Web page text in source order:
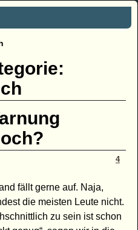
4
fällt gerne auf. Naja,
die meisten Leute nicht.
zu sein ist schon